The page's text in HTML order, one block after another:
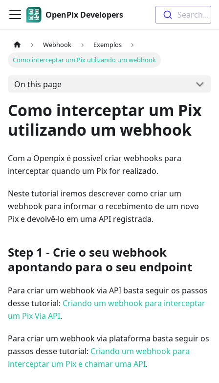
OpenPix Developers Search...
Webhook
Exemplos
Como interceptar um Pix utilizando um webhook
On this page
Como interceptar um Pix
utilizando um webhook
Com a Openpix é possível criar webhooks para
interceptar quando um Pix for realizado.
Neste tutorial iremos descrever como criar um
webhook para informar o recebimento de um novo
Pix e devolvê-lo em uma API registrada.
Step 1 - Crie o seu webhook
apontando para o seu endpoint
Para criar um webhook via API basta seguir os passos
desse tutorial: Criando um webhook para interceptar
um Pix Via API.
Para criar um webhook via plataforma basta seguir os
passos desse tutorial: Criando um webhook para
interceptar um Pix e chamar uma API.